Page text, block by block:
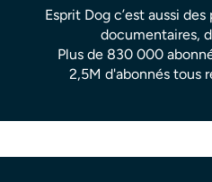
Esprit Dog c’est aussi
documentaires,
Plus de 830 000
2,5M d'abonnés tous